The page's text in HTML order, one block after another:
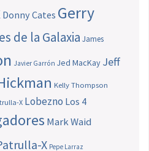
Donny Cates Gerry
de la Galaxia James
Javier Garrón Jed MacKay Jeff
Kelly Thompson
X Lobezno Los 4
Mark Waid
X Pepe Larraz